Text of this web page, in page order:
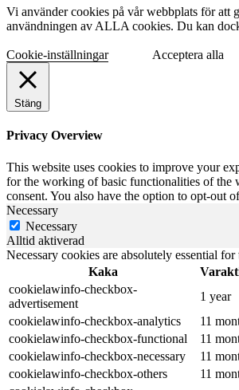
Vi använder cookies på vår webbplats för att
användningen av ALLA cookies. Du kan
Cookie-inställningar Acceptera alla
Stäng
Privacy Overview
This website uses cookies to improve your
for the working of basic functionalities of the
consent. You also have the option to opt-out
Necessary
Necessary
Alltid aktiverad
Necessary cookies are absolutely essential
Kaka
cookielawinfo-checkbox-
advertisement
1 year
cookielawinfo-checkbox-analytics
11
cookielawinfo-checkbox-functional
11
cookielawinfo-checkbox-necessary
11
cookielawinfo-checkbox-others
11